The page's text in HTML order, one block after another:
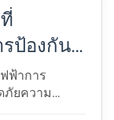
ป้องกัน
ฟ้าการ
ภัยความ